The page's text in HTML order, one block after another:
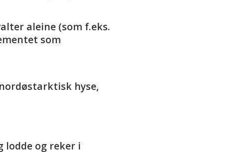
aleine (som f.eks.
som
hyse,
lodde og reker i